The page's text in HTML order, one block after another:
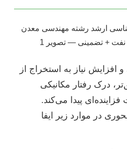
نیاز به استخراج از
درک رفتار مکانیکی
پیدا می‌کند.
در موارد زیر ایفا